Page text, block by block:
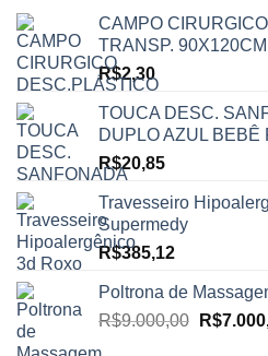
CAMPO
TRANSP.
R$2,30
TOUCA DESC.
DUPLO AZUL BEBÊ
R$20,85
Travesseiro
Supermedy
R$385,12
Poltrona de
R$9.000,00 O
R$